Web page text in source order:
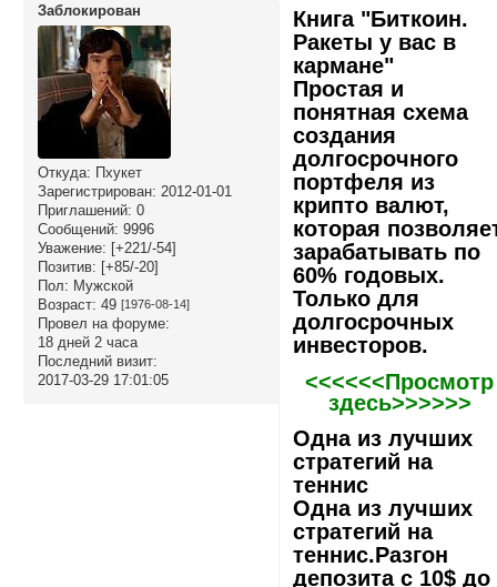
Заблокирован
Откуда: Пхукет
Зарегистрирован: 2012-01-01
Приглашений: 0
Сообщений: 9996
Уважение: [+221/-54]
Позитив: [+85/-20]
Пол: Мужской
Возраст: 49 [1976-08-14]
Провел на форуме:
18 дней 2 часа
Последний визит:
2017-03-29 17:01:05
Книга "Биткоин.
Ракеты у вас в
кармане"
Простая и
понятная схема
создания
долгосрочного
портфеля из
крипто валют,
которая
зарабатывать по
60% годовых.
Только для
долгосрочных
инвесторов.
<<<<<<Просмотр
здесь>>>>>>
Одна из лучших
стратегий на
теннис
Одна из лучших
стратегий на
теннис.Разгон
депозита с 10$ до